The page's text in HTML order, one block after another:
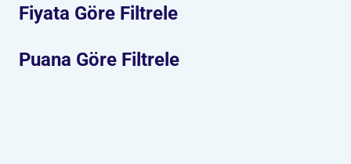
Fiyata Göre Filtrele
Puana Göre Filtrele